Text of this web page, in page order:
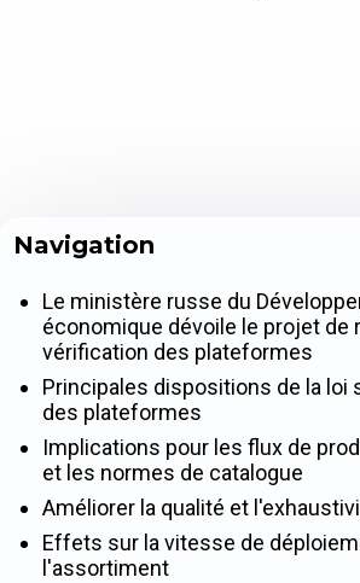
Navigation
Le ministère russe du
économique dévoile le projet de
vérification des plateformes
Principales dispositions de la loi
des plateformes
Implications pour les flux de
et les normes de catalogue
Améliorer la qualité et
Effets sur la vitesse de
l'assortiment